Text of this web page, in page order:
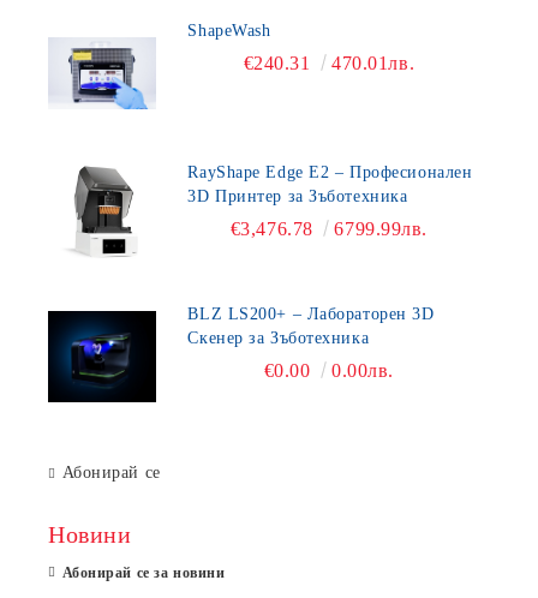
ShapeWash
€240.31 470.01лв.
RayShape Edge E2 – Професионален
3D Принтер за Зъботехника
€3,476.78 6799.99лв.
BLZ LS200+ – Лабораторен 3D
Скенер за Зъботехника
€0.00 0.00лв.
Абонирай се
Новини
Абонирай се за новини